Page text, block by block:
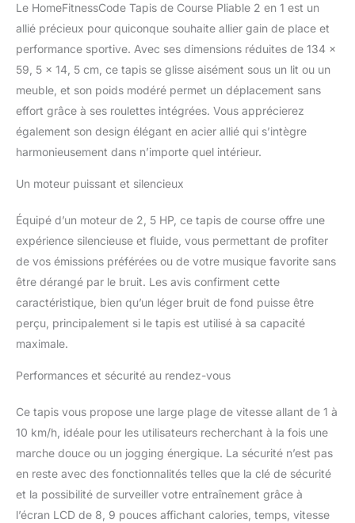
maison ou au bureau. Ce
tapis de course de
bureau est équipé d'un
support pour téléphone
ou tablette, vous
permettant de regarder
vos émissions de
télévision préférées ou
de lire tout en marchant.
[Niveaux de Vitesse de 1
à 10 km/h] Ce tapis de
de 1 à 10 km/h. Sa
capacité de charge
maximale est de 286
livres (130 kg). La bande
de course antidérapante
à 5 couches offre un
amorti, tandis que les
déplacements sans avoir
l'appareil. Ce tapis de
course de bureau vous
différentes vitesses en
fonction de votre
condition physique et de
votre programme
Le HomeFitnessCode Tapis de Course Pliable 2 en 1 est un
allié précieux pour quiconque souhaite allier gain de place et
performance sportive. Avec ses dimensions réduites de 134 x
59, 5 x 14, 5 cm, ce tapis se glisse aisément sous un lit ou un
meuble, et son poids modéré permet un déplacement sans
effort grâce à ses roulettes intégrées. Vous apprécierez
également son design élégant en acier allié qui s’intègre
harmonieusement dans n’importe quel intérieur.
Un moteur puissant et silencieux
Équipé d’un moteur de 2, 5 HP, ce tapis de course offre une
expérience silencieuse et fluide, vous permettant de profiter
de vos émissions préférées ou de votre musique favorite sans
être dérangé par le bruit. Les avis confirment cette
caractéristique, bien qu’un léger bruit de fond puisse être
perçu, principalement si le tapis est utilisé à sa capacité
maximale.
Performances et sécurité au rendez-vous
Ce tapis vous propose une large plage de vitesse allant de 1 à
10 km/h, idéale pour les utilisateurs recherchant à la fois une
marche douce ou un jogging énergique. La sécurité n’est pas
en reste avec des fonctionnalités telles que la clé de sécurité
et la possibilité de surveiller votre entraînement grâce à
l’écran LCD de 8, 9 pouces affichant calories, temps, vitesse